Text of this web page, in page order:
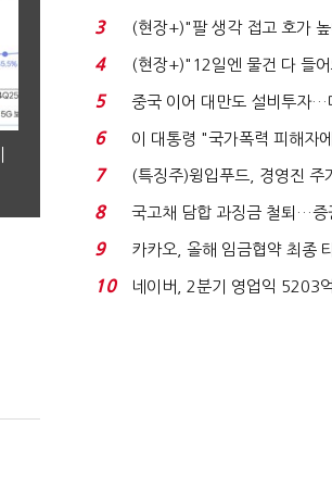
처분' 기준은 ...
3
(현장+)"팔 생각 접고 호가 높
요"…'덜 똘똘한 한 채' 20...
4
(현장+)"12일엔 물건 다 들
빈 매대 채우며 문 연 ...
5
중국 이어 대만도 설비투자…
국전쟁’
6
이 대통령 "국가폭력 피해자
적극적 조사로 진...
7
(특징주)윙입푸드, 경영진 주
지에 상한가...
8
국고채 담합 과징금 철퇴…증
금 폭탄' 우려...
9
카카오, 올해 임금협약 최종
6.3% 인상·격려...
10
네이버, 2분기 영업익 5203